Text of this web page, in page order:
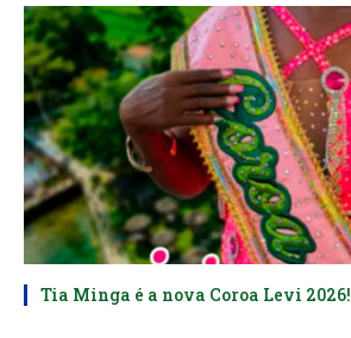
Tia Minga é a nova Coroa Levi 2026!